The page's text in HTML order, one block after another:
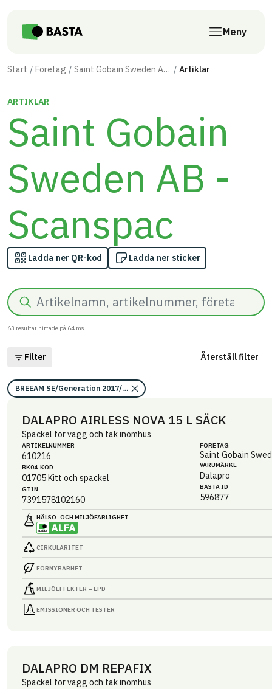
Meny
Start Företag Saint Gobain Sweden AB - Scanspac Artiklar
ARTIKLAR
Saint Gobain
Sweden AB -
Scanspac
Ladda ner QR-kod Ladda ner sticker
Sök
63 resultat hittade på 64 ms.
Filter Återställ filter
BREEAM SE/Generation 2017/Kriterium: Mat 07 Farliga ämnen/
DALAPRO AIRLESS NOVA 15 L SÄCK
Spackel för vägg och tak inomhus
ARTIKEL­NUMMER
610216
BK04-KOD
01705Kitt och spackel
GTIN
7391578102160
FÖRETAG
Saint Gobain
VARUMÄRKE
Dalapro
BASTA ID
596877
HÄLSO- OCH MILJÖ­FARLIGHET
CIRKULARITET
FÖRNYBARHET
MILJÖEFFEKTER – EPD
EMISSIONER OCH TESTER
DALAPRO DM REPAFIX
Spackel för vägg och tak inomhus